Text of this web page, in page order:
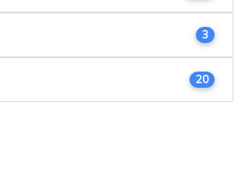
3
20